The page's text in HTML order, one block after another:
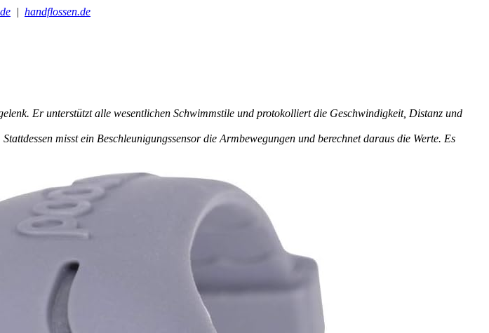
| handflossen.de
Er unterstützt alle wesentlichen Schwimmstile und protokolliert die Geschwindigkeit, Distanz und
misst ein Beschleunigungssensor die Armbewegungen und berechnet daraus die Werte. Es